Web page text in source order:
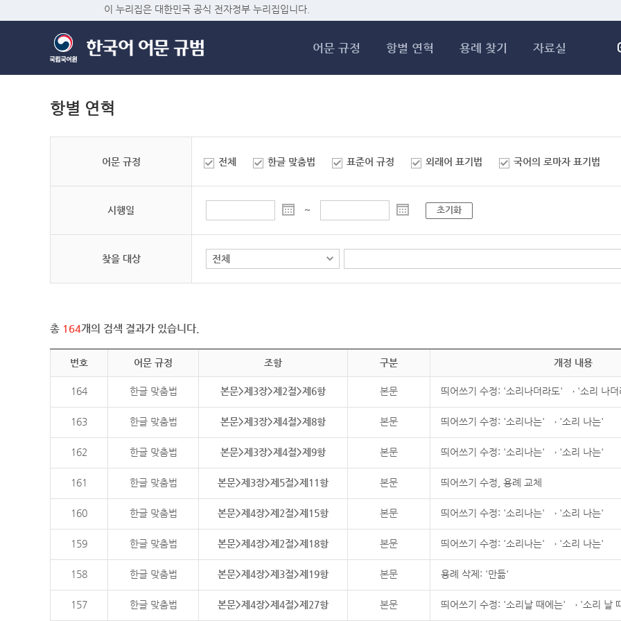
이 누리집은 대한민국 공식 전자정부 누리집입니다.
어문 규정 항별 연혁 용례 찾기 자료실
항별 연혁
어문 규정 전체 한글 맞춤법 표준어 규정 외래어 표기법 국어의 로마자 표기법
시행일 ~ 초기화
찾을 대상
총 164개의 검색 결과가 있습니다.
번호 어문 규정 조항 구분 개정 내용
164 한글 맞춤법 본문>제3장>제2절>제6항 본문 띄어쓰기 수정: '소리나더라도' → '소리 나더
163 한글 맞춤법 본문>제3장>제4절>제8항 본문 띄어쓰기 수정: '소리나는' → '소리 나는'
162 한글 맞춤법 본문>제3장>제4절>제9항 본문 띄어쓰기 수정: '소리나는' → '소리 나는'
161 한글 맞춤법 본문>제3장>제5절>제11항 본문 띄어쓰기 수정, 용례 교체
160 한글 맞춤법 본문>제4장>제2절>제15항 본문 띄어쓰기 수정: '소리나는' → '소리 나는'
159 한글 맞춤법 본문>제4장>제2절>제18항 본문 띄어쓰기 수정: '소리나는' → '소리 나는'
158 한글 맞춤법 본문>제4장>제3절>제19항 본문 용례 삭제: '만듦'
157 한글 맞춤법 본문>제4장>제4절>제27항 본문 띄어쓰기 수정: '소리날 때에는' → '소리 날